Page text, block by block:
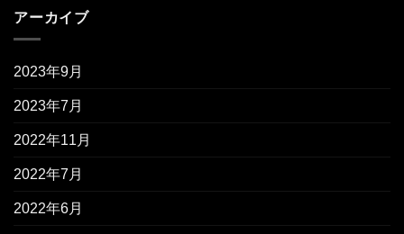
アーカイブ
2023年9月
2023年7月
2022年11月
2022年7月
2022年6月